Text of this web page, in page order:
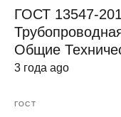
ГОСТ 13547-
Общие
3 года ago
ГОСТ